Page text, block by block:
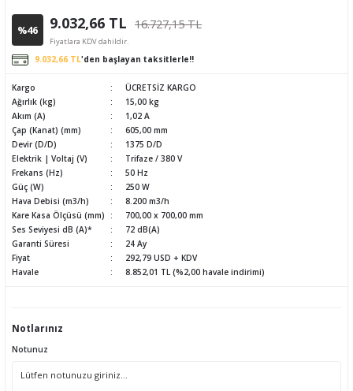
%46 9.032,66 TL 16.727,15 TL
Fiyatlara KDV dahildir.
9.032,66 TL'den başlayan taksitlerle!!
Kargo
ÜCRETSİZ KARGO
Ağırlık (kg)
15,00 kg
Akım (A)
1,02 A
Çap (Kanat) (mm)
605,00 mm
Devir (D/D)
1375 D/D
Elektrik | Voltaj (V)
Trifaze / 380 V
Frekans (Hz)
50 Hz
Güç (W)
250 W
Hava Debisi (m3/h)
8.200 m3/h
Kare Kasa Ölçüsü (mm)
700,00 x 700,00 mm
Ses Seviyesi dB (A)*
72 dB(A)
Garanti Süresi
24 Ay
Fiyat
292,79 USD + KDV
Havale
8.852,01 TL (%2,00 havale indirimi)
Notlarınız
Notunuz